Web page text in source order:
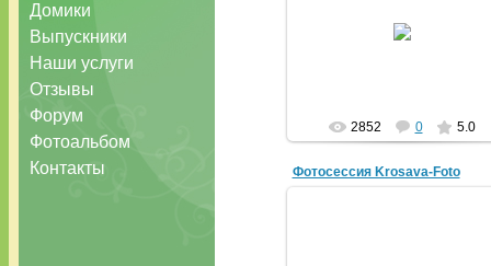
Домики
Выпускники
Наши услуги
Отзывы
Форум
Фотоальбом
Контакты
2852 0 5.0
Фотосессия Krosava-Foto